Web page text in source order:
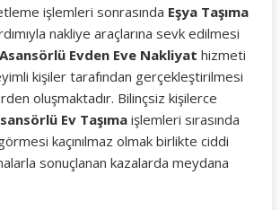
işlemleri sonrasında Eşya Taşıma
nakliye araçlarına sevk edilmesi
Asansörlü Evden Eve Nakliyat hizmeti
kişiler tarafından gerçekleştirilmesi
oluşmaktadır. Bilinçsiz kişilerce
Ev Taşımaişlemleri sırasında
kaçınılmaz olmak birlikte ciddi
sonuçlanan kazalarda meydana